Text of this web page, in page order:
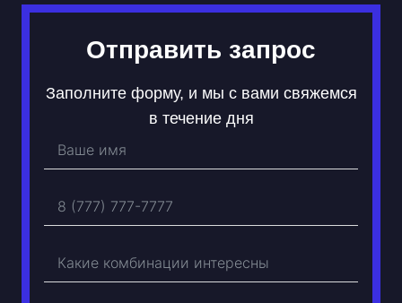
Отправить запрос
Заполните форму, и мы с вами свяжемся
в течение дня